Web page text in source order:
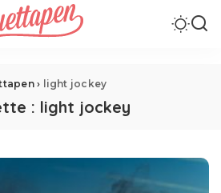
› light jockey
: light jockey